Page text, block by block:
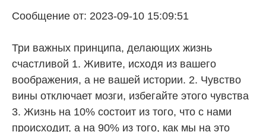
Сообщение от: 2023-09-10 15:09:51
Три важных принципа, делающих жизнь
счастливой 1. Живите, исходя из вашего
воображения, а не вашей истории. 2. Чувство
вины отключает мозги, избегайте этого чувства
3. Жизнь на 10% состоит из того, что с нами
происходит, а на 90% из того, как мы на это